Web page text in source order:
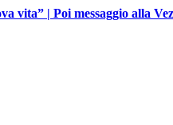
vita” | Poi messaggio alla